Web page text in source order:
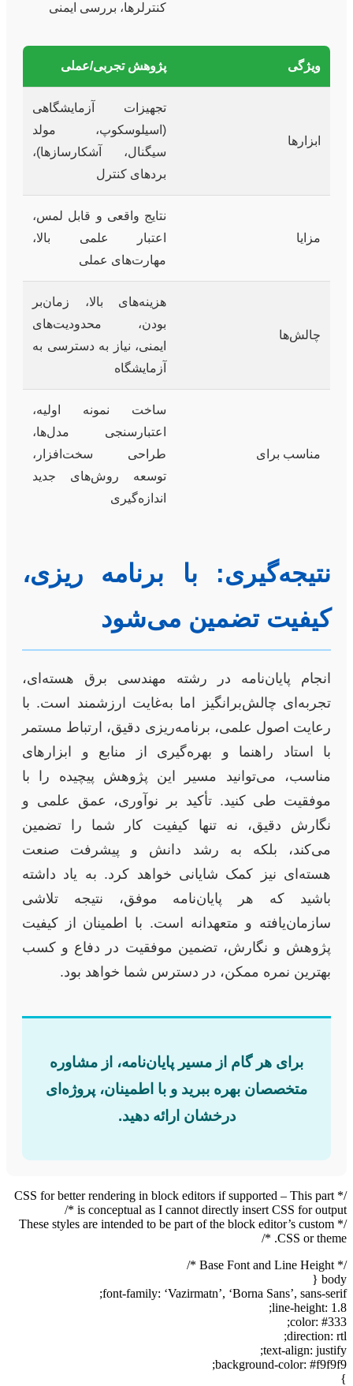
کنترلرها، بررسی ایمنی
ویژگی پژوهش تجربی/عملی
ابزارها
تجهیزات آزمایشگاهی
(اسیلوسکوپ، مولد
سیگنال، آشکارسازها)،
بردهای کنترل
مزایا
نتایج واقعی و قابل لمس،
اعتبار علمی بالا،
مهارت‌های عملی
چالش‌ها
هزینه‌های بالا، زمان‌بر
بودن، محدودیت‌های
ایمنی، نیاز به دسترسی به
آزمایشگاه
مناسب برای
ساخت نمونه اولیه،
اعتبارسنجی مدل‌ها،
طراحی سخت‌افزار،
توسعه روش‌های جدید
اندازه‌گیری
نتیجه‌گیری: با برنامه ریزی،
کیفیت تضمین می‌شود
انجام پایان‌نامه در رشته مهندسی برق هسته‌ای،
تجربه‌ای چالش‌برانگیز اما به‌غایت ارزشمند است. با
رعایت اصول علمی، برنامه‌ریزی دقیق، ارتباط مستمر
با استاد راهنما و بهره‌گیری از منابع و ابزارهای
مناسب، می‌توانید مسیر این پژوهش پیچیده را با
موفقیت طی کنید. تأکید بر نوآوری، عمق علمی و
نگارش دقیق، نه تنها کیفیت کار شما را تضمین
می‌کند، بلکه به رشد دانش و پیشرفت صنعت
هسته‌ای نیز کمک شایانی خواهد کرد. به یاد داشته
باشید که هر پایان‌نامه موفق، نتیجه تلاشی
سازمان‌یافته و متعهدانه است. با اطمینان از کیفیت
پژوهش و نگارش، تضمین موفقیت در دفاع و کسب
بهترین نمره ممکن، در دسترس شما خواهد بود.
برای هر گام از مسیر پایان‌نامه، از مشاوره
متخصصان بهره ببرید و با اطمینان، پروژه‌ای
درخشان ارائه دهید.
/* CSS for better rendering in block editors if supported – This part
is conceptual as I cannot directly insert CSS for output */
/* These styles are intended to be part of the block editor’s custom
CSS or theme. */
/* Base Font and Line Height */
body {
font-family: ‘Vazirmatn’, ‘Borna Sans’, sans-serif;
line-height: 1.8;
color: #333;
direction: rtl;
text-align: justify;
background-color: #f9f9f9;
}